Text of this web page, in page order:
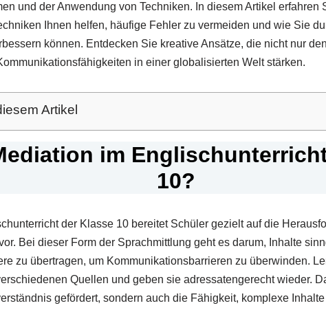
und der Anwendung von Techniken. In diesem Artikel erfahren
Ihnen helfen, häufige Fehler zu vermeiden und wie Sie
können. Entdecken Sie kreative Ansätze, die nicht nur
in einer globalisierten Welt stärken.
Artikel
im
10?
der Klasse 10 bereitet Schüler gezielt auf die
Bei dieser Form der Sprachmittlung geht es darum, Inhalte
zu übertragen, um Kommunikationsbarrieren zu überwinden.
Quellen und geben sie adressatengerecht wieder.
gefördert, sondern auch die Fähigkeit, komplexe